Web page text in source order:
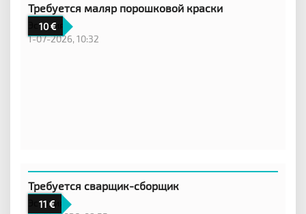
10
Требуется маляр порошковой краски
Эстония
1-07-2026, 10:32
11
Требуется сварщик-сборщик
Эстония